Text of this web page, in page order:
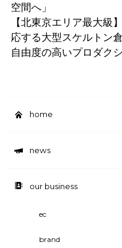
空間へ」
【北東京エリア最大級
応する大型スケルトン
自由度の高いプロダク
home
news
our business
ec
brand